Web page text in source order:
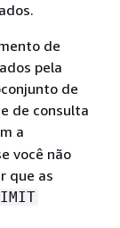
de
pela
de
de consulta
a
você não
que as